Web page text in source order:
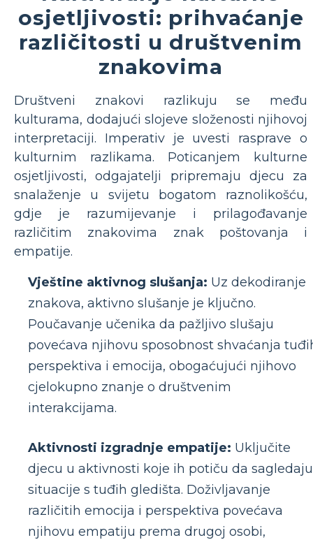
osjetljivosti: prihvaćanje
različitosti u društvenim
znakovima
Društveni znakovi razlikuju se među
kulturama, dodajući slojeve složenosti njihovoj
interpretaciji. Imperativ je uvesti rasprave o
kulturnim razlikama. Poticanjem kulturne
osjetljivosti, odgajatelji pripremaju djecu za
snalaženje u svijetu bogatom raznolikošću,
gdje je razumijevanje i prilagođavanje
različitim znakovima znak poštovanja i
empatije.
Vještine aktivnog slušanja: Uz dekodiranje
znakova, aktivno slušanje je ključno.
Poučavanje učenika da pažljivo slušaju
povećava njihovu sposobnost shvaćanja
perspektiva i emocija, obogaćujući njihovo
cjelokupno znanje o društvenim
interakcijama.
Aktivnosti izgradnje empatije: Uključite
djecu u aktivnosti koje ih potiču da sagledaju
situacije s tuđih gledišta. Doživljavanje
različitih emocija i perspektiva povećava
njihovu empatiju prema drugoj osobi,